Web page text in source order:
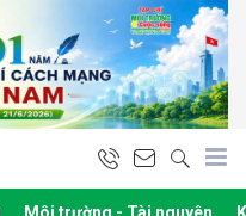
Môi trường - Tài nguyên